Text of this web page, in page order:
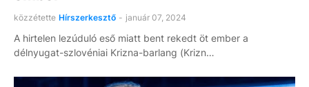
közzétette Hírszerkesztő - január 07, 2024
A hirtelen lezúduló eső miatt bent rekedt öt ember a
délnyugat-szlovéniai Krizna-barlang (Krizn…